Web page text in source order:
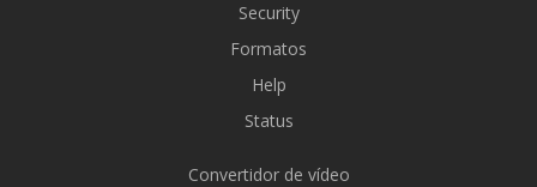
Security
Formatos
Help
Status
Convertidor de vídeo